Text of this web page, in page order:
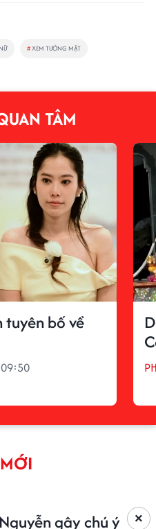
#XEM TƯỚNG MẶT
TÂM
tuyên bố về
gây chú ý ×